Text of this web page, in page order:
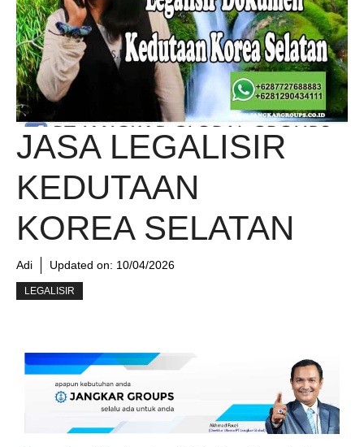
JASA LEGALISIR
KEDUTAAN
KOREA SELATAN
Adi Updated on: 10/04/2026
LEGALISIR